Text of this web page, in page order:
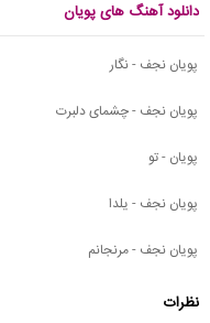
دانلود آهنگ های پویان
پویان نجف - نگار
پویان نجف - چشمای دلبرت
پویان - تو
پویان نجف - یلدا
پویان نجف - مرنجانم
نظرات